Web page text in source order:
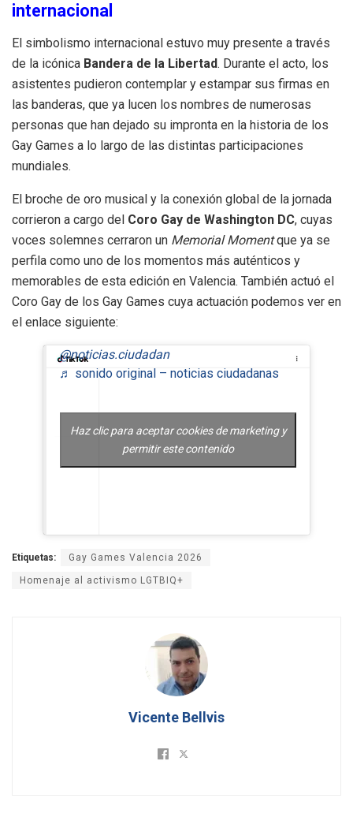
internacional
El simbolismo internacional estuvo muy presente a través
de la icónica Bandera de la Libertad. Durante el acto, los
asistentes pudieron contemplar y estampar sus firmas en
las banderas, que ya lucen los nombres de numerosas
personas que han dejado su impronta en la historia de los
Gay Games a lo largo de las distintas participaciones
mundiales.
El broche de oro musical y la conexión global de la jornada
corrieron a cargo del Coro Gay de Washington DC, cuyas
voces solemnes cerraron un Memorial Momentque ya se
perfila como uno de los momentos más auténticos y
memorables de esta edición en Valencia. También actuó el
Coro Gay de los Gay Games cuya actuación podemos ver en
el enlace siguiente:
@noticias.ciudadan
♬ sonido original – noticias ciudadanas
Haz clic para aceptar cookies de marketing y
permitir este contenido
Etiquetas: Gay Games Valencia 2026
Homenaje al activismo LGTBIQ+
Vicente Bellvis